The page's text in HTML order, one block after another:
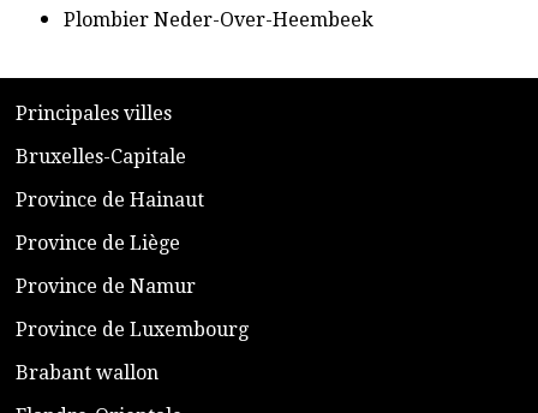
​Plombier Neder-Over-Heembeek
​Principales villes
​Bruxelles-Capitale
​Province de Hainaut
Province de Liège
​Province de Namur
​Province de Luxembourg
​Brabant wallon